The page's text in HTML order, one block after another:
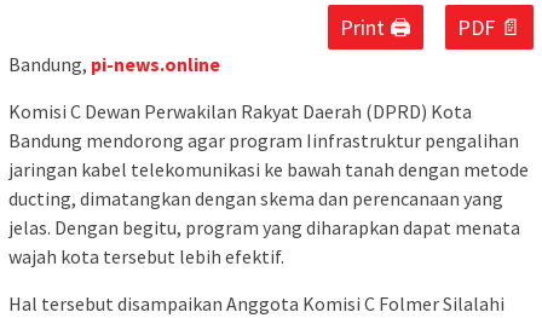
Print 🖨 PDF 📄
Bandung, pi-news.online
Komisi C Dewan Perwakilan Rakyat Daerah (DPRD) Kota
Bandung mendorong agar program Iinfrastruktur pengalihan
jaringan kabel telekomunikasi ke bawah tanah dengan metode
ducting, dimatangkan dengan skema dan perencanaan yang
jelas. Dengan begitu, program yang diharapkan dapat menata
wajah kota tersebut lebih efektif.
Hal tersebut disampaikan Anggota Komisi C Folmer Silalahi